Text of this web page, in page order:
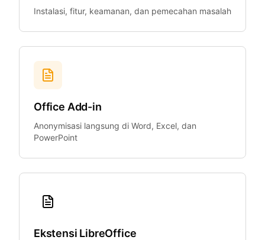
Instalasi, fitur, keamanan, dan pemecahan masalah
Office Add-in
Anonymisasi langsung di Word, Excel, dan
PowerPoint
Ekstensi LibreOffice